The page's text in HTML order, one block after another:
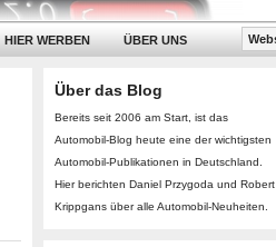
HIER WERBEN ÜBER UNS
Über das Blog
Bereits seit 2006 am Start, ist das
Automobil-Blog heute eine der wichtigsten
Automobil-Publikationen in Deutschland.
Hier berichten Daniel Przygoda und Robert
Krippgans über alle Automobil-Neuheiten.